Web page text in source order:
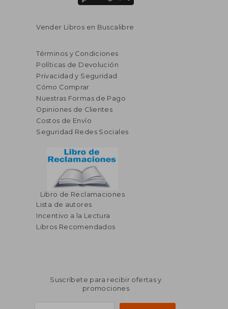
Vender Libros en Buscalibre
Términos y Condiciones
Políticas de Devolución
Privacidad y Seguridad
Cómo Comprar
Nuestras Formas de Pago
Opiniones de Clientes
Costos de Envío
Seguridad Redes Sociales
Libro de Reclamaciones
Lista de autores
Incentivo a la Lectura
Libros Recomendados
Suscríbete para recibir ofertas y
promociones